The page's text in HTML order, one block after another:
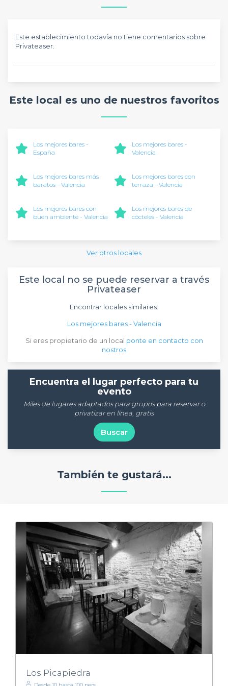
Este establecimiento todavía no tiene comentarios sobre
Privateaser.
Este local es uno de nuestros favoritos
Los mejores bares -
España
Los mejores bares -
Valencia
Los mejores bares más
baratos - Valencia
Los mejores bares con
terraza - Valencia
Los mejores bares con
buen ambiente - Valencia
Los mejores bares de
cócteles - Valencia
Ver otros locales
Este local no se puede reservar a través
Privateaser
Encontrar locales similares:
Los mejores bares - Valencia
Si eres propietario de un local ponte en contacto con
nostros
Encuentra el lugar perfecto para tu
evento
Miles de lugares adaptados para grupos para reservar o
privatizar en línea, gratis
Buscar
También te gustará...
Los Picapiedra